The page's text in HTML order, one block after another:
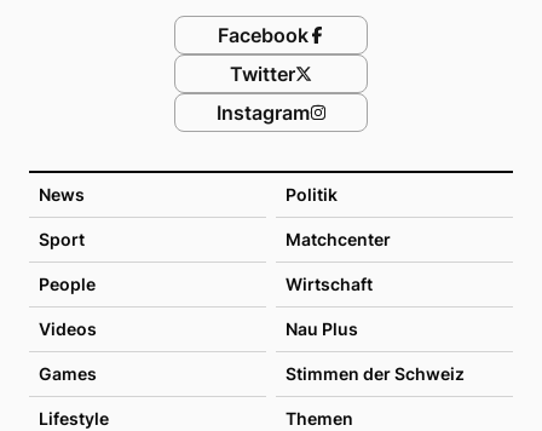
News Politik
Sport Matchcenter
People Wirtschaft
Videos Nau Plus
Games Stimmen der Schweiz
Lifestyle Themen
Facebook
Twitter
Instagram